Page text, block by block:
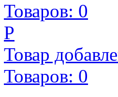
Товаров: 0
Р
Товар
Товаров: 0